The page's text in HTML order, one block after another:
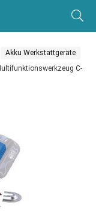
Akku Werkstattgeräte
C-